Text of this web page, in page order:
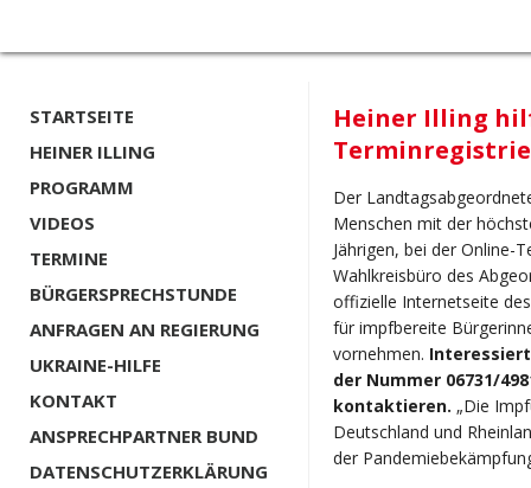
STARTSEITE
HEINER ILLING
PROGRAMM
VIDEOS
TERMINE
BÜRGERSPRECHSTUNDE
ANFRAGEN AN REGIERUNG
UKRAINE-HILFE
KONTAKT
ANSPRECHPARTNER BUND
DATENSCHUTZERKLÄRUNG
Heiner Illing
Der
Menschen mit der
Jährigen, bei der Online-
Wahlkreisbüro des
offizielle Internetseite
für impfbereite
vornehmen.
der Nummer 06731/
kontaktieren. „Die
Deutschland und
der